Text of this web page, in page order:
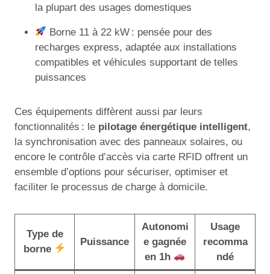
la plupart des usages domestiques
Borne 11 à 22 kW : pensée pour des
recharges express, adaptée aux installations
compatibles et véhicules supportant de telles
puissances
Ces équipements diffèrent aussi par leurs
fonctionnalités : le pilotage énergétique intelligent,
la synchronisation avec des panneaux solaires, ou
encore le contrôle d’accès via carte RFID offrent un
ensemble d’options pour sécuriser, optimiser et
faciliter le processus de charge à domicile.
Type de
borne
Puissance
Autonomi
e gagnée
en 1h
Usage
recomma
ndé